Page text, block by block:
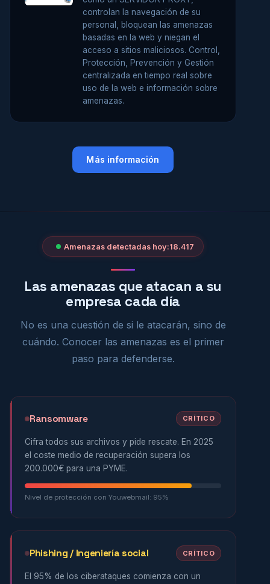
controlan la navegación de su
personal, bloquean las amenazas
basadas en la web y niegan el
acceso a sitios maliciosos. Control,
Protección, Prevención y Gestión
centralizada en tiempo real sobre
uso de la web e información sobre
amenazas.
Más información
Amenazas detectadas hoy:18.421
Las amenazas que atacan a su
empresa cada día
No es una cuestión de si le atacarán, sino de
cuándo. Conocer las amenazas es el primer
paso para defenderse.
Ransomware CRÍTICO
Cifra todos sus archivos y pide rescate. En 2025
el coste medio de recuperación supera los
200.000€ para una PYME.
Nivel de protección con Youwebmail: 95%
Phishing / Ingeniería social CRÍTICO
El 95% de los ciberataques comienza con un